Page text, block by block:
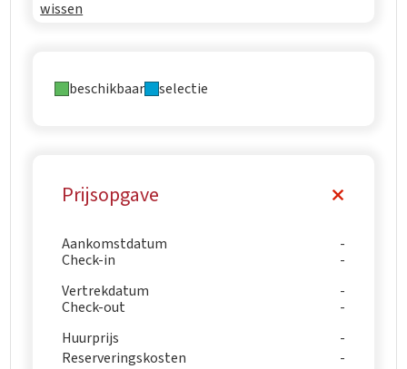
wissen
beschikbaar selectie
Prijsopgave
Aankomstdatum
Check-in
Vertrekdatum
Check-out
Huurprijs
Reserveringskosten